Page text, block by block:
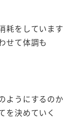
耗をしています
せて体調も
ようにするのか
を決めていく